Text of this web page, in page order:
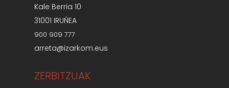
Kale Berria 10
31001 IRUÑEA
900 909 777
arreta@izarkom.eus
ZERBITZUAK